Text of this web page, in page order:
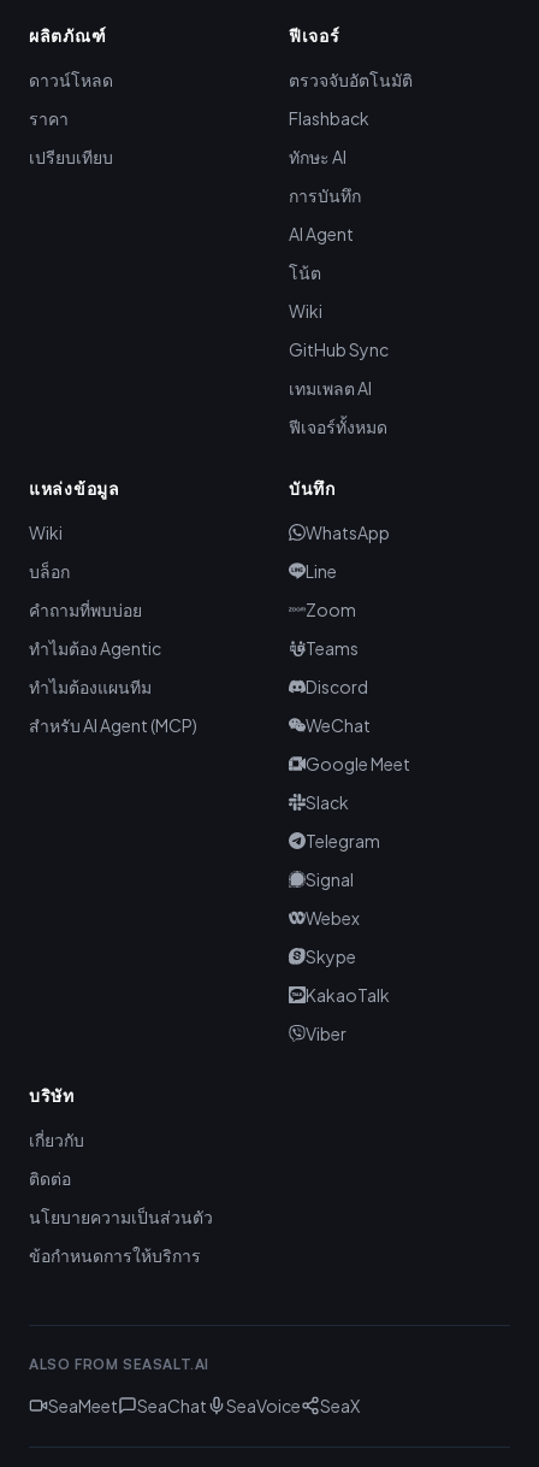
ผลิตภัณฑ์
ดาวน์โหลด
ราคา
เปรียบเทียบ
ฟีเจอร์
ตรวจจับอัตโนมัติ
Flashback
ทักษะ AI
การบันทึก
AI Agent
โน้ต
Wiki
GitHub Sync
เทมเพลต AI
ฟีเจอร์ทั้งหมด
แหล่งข้อมูล
Wiki
บล็อก
คำถามที่พบบ่อย
ทำไมต้อง Agentic
ทำไมต้องแผนทีม
สำหรับ AI Agent (MCP)
บันทึก
WhatsApp
Line
Zoom
Teams
Discord
WeChat
Google Meet
Slack
Telegram
Signal
Webex
Skype
KakaoTalk
Viber
บริษัท
เกี่ยวกับ
ติดต่อ
นโยบายความเป็นส่วนตัว
ข้อกำหนดการให้บริการ
ALSO FROM SEASALT.AI
SeaMeet SeaChat SeaVoice SeaX